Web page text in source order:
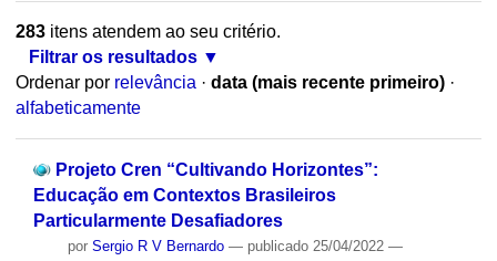
283itens atendem ao seu critério.
Filtrar os resultados
Ordenar por relevância · data (mais recente primeiro) ·
alfabeticamente
Projeto Cren “Cultivando Horizontes”:
Educação em Contextos Brasileiros
Particularmente Desafiadores
por Sergio R V Bernardo — publicado25/04/2022 —